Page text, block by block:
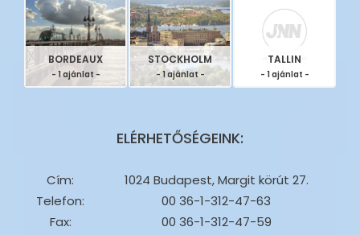
BORDEAUX
- 1 ajánlat -
STOCKHOLM
- 1 ajánlat -
TALLIN
- 1 ajánlat -
ELÉRHETŐSÉGEINK:
Cím:
1024 Budapest, Margit körút 27.
Telefon:
00 36-1-312-47-63
Fax:
00 36-1-312-47-59